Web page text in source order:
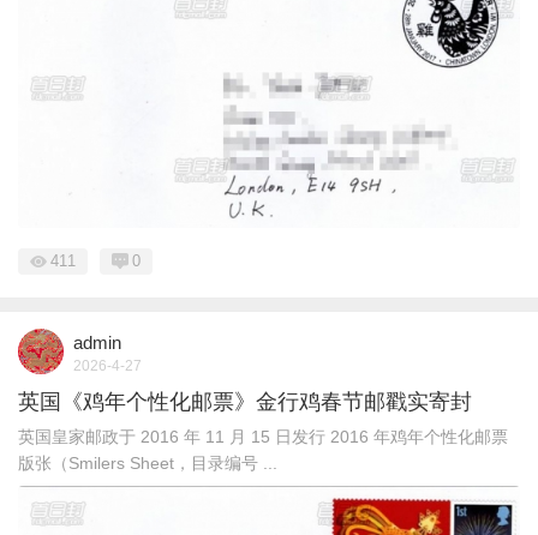
411 0
admin
2026-4-27
英国《鸡年个性化邮票》金行鸡春节邮戳实寄封
英国皇家邮政于 2016 年 11 月 15 日发行 2016 年鸡年个性化邮票
版张（Smilers Sheet，目录编号 ...